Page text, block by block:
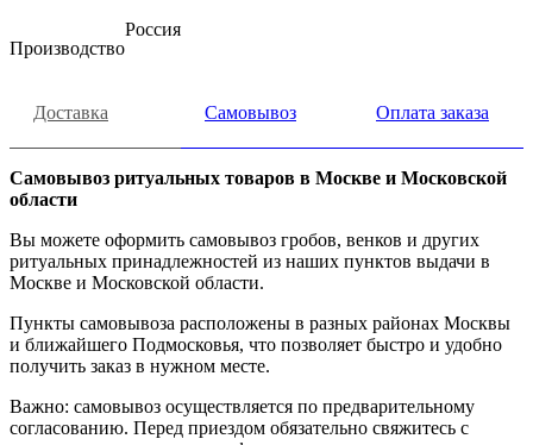
Производство
Россия
Доставка Самовывоз Оплата заказа
Самовывоз ритуальных товаров в Москве и Московской
области
Вы можете оформить самовывоз гробов, венков и других
ритуальных принадлежностей из наших пунктов выдачи в
Москве и Московской области.
Пункты самовывоза расположены в разных районах Москвы
и ближайшего Подмосковья, что позволяет быстро и удобно
получить заказ в нужном месте.
Важно: самовывоз осуществляется по предварительному
согласованию. Перед приездом обязательно свяжитесь с